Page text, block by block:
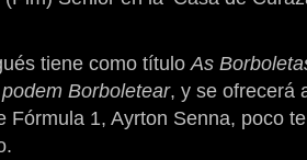
tiene como títuloAs
Borboletear, y se ofrecerá
Fórmula 1, Ayrton Senna, poco